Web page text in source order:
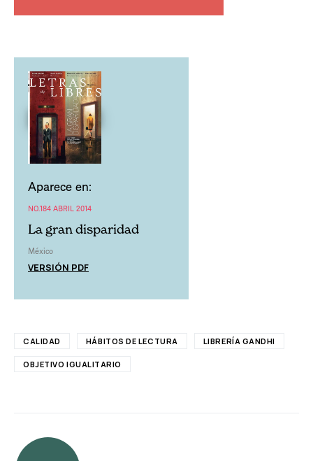
Aparece en:
NO.184 ABRIL 2014
La gran disparidad
México
VERSIÓN PDF
CALIDAD HÁBITOS DE LECTURA LIBRERÍA GANDHI
OBJETIVO IGUALITARIO